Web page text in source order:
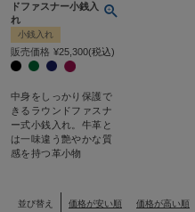
ドファスナー小銭入
れ
小銭入れ
販売価格 ¥25,300 税込
中身をしっかり保護で
きるラウンドファスナ
ー式小銭入れ。牛革と
は一味違う艶やかな質
感を持つ革小物
並び替え 価格が安い順 価格が高い順